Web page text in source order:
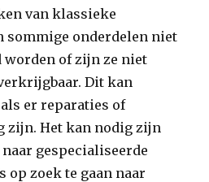
van klassieke
sommige onderdelen niet
worden of zijn ze niet
Dit kan
er reparaties of
zijn. Het kan nodig zijn
gespecialiseerde
op zoek te gaan naar